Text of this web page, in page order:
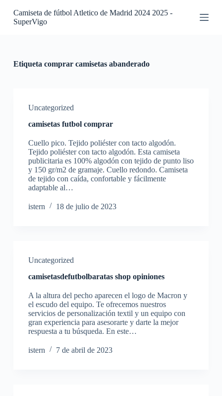
SCamiseta de fútbol Atletico de Madrid 2024 2025 -
SuperVigo
Etiqueta comprar camisetas abanderado
Uncategorized
camisetas futbol comprar
Cuello pico. Tejido poliéster con tacto algodón.
Tejido poliéster con tacto algodón. Esta camiseta
publicitaria es 100% algodón con tejido de punto liso
y 150 gr/m2 de gramaje. Cuello redondo. Camiseta
de tejido con caída, confortable y fácilmente
adaptable al…
istern 18 de julio de 2023
Uncategorized
camisetasdefutbolbaratas shop opiniones
A la altura del pecho aparecen el logo de Macron y
el escudo del equipo. Te ofrecemos nuestros
servicios de personalización textil y un equipo con
gran experiencia para asesorarte y darte la mejor
respuesta a tu búsqueda. En este…
istern 7 de abril de 2023